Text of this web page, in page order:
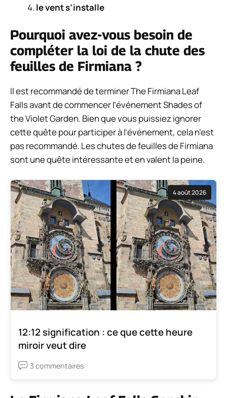
le vent s’installe
Pourquoi avez-vous besoin de
compléter la loi de la chute des
feuilles de Firmiana ?
Il est recommandé de terminer The Firmiana Leaf
Falls avant de commencer l’événement Shades of
the Violet Garden. Bien que vous puissiez ignorer
cette quête pour participer à l’événement, cela n’est
pas recommandé. Les chutes de feuilles de Firmiana
sont une quête intéressante et en valent la peine.
4 août 2026
12:12 signification : ce que cette heure
miroir veut dire
3 commentaires